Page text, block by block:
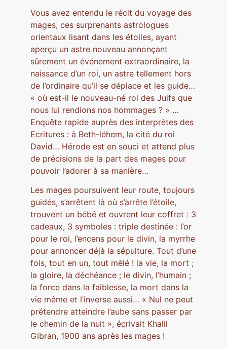
Vous avez entendu le récit du voyage des
mages, ces surprenants astrologues
orientaux lisant dans les étoiles, ayant
aperçu un astre nouveau annonçant
sûrement un événement extraordinaire, la
naissance d’un roi, un astre tellement hors
de l’ordinaire qu’il se déplace et les guide…
« où est-il le nouveau-né roi des Juifs que
nous lui rendions nos hommages ? » …
Enquête rapide auprès des interprètes des
Ecritures : à Beth-léhem, la cité du roi
David… Hérode est en souci et attend plus
de précisions de la part des mages pour
pouvoir l’adorer à sa manière…
Les mages poursuivent leur route, toujours
guidés, s’arrêtent là où s’arrête l’étoile,
trouvent un bébé et ouvrent leur coffret : 3
cadeaux, 3 symboles : triple destinée : l’or
pour le roi, l’encens pour le divin, la myrrhe
pour annoncer déjà la sépulture. Tout d’une
fois, tout en un, tout mêlé ! la vie, la mort ;
la gloire, la déchéance ; le divin, l’humain ;
la force dans la faiblesse, la mort dans la
vie même et l’inverse aussi… « Nul ne peut
prétendre atteindre l’aube sans passer par
le chemin de la nuit », écrivait Khalil
Gibran, 1900 ans après les mages !